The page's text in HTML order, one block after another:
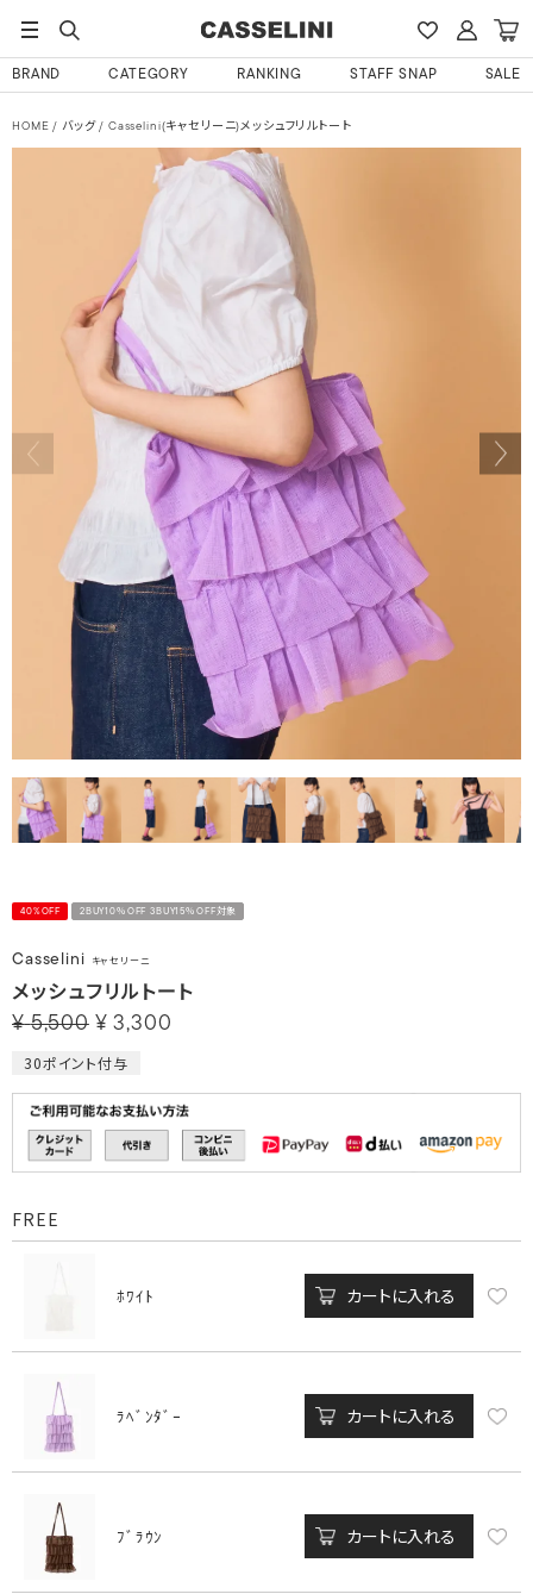
BRAND CATEGORY RANKING STAFF SNAP SALE
HOME バッグ Casselini(キャセリーニ)メッシュフリルトート
40%OFF 2BUY10％OFF 3BUY15％OFF対象
Casselini キャセリーニ
メッシュフリルトート
¥ 5,500 ¥ 3,300
30ポイント付与
FREE
ﾎﾜｲﾄ カートに入れる
ﾗﾍﾞﾝﾀﾞｰ カートに入れる
ﾌﾞﾗｳﾝ カートに入れる